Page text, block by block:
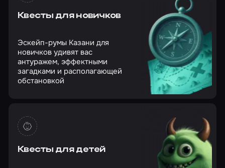
Квесты для новичков
Эскейп-румы Казани для
новичков удивят вас
антуражем, эффектными
загадками и располагающей
обстановкой
Квесты для детей